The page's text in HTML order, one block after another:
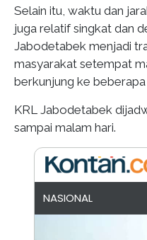
Selain itu, waktu dan
juga relatif singkat dan
Jabodetabek menjadi
masyarakat setempat
berkunjung ke
KRL Jabodetabek
sampai malam hari.
NASIONAL